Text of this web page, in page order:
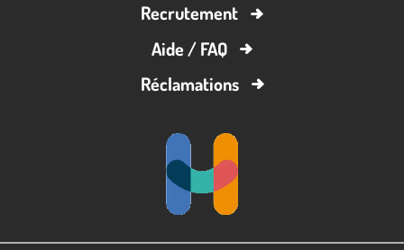
Recrutement
Aide / FAQ
Réclamations